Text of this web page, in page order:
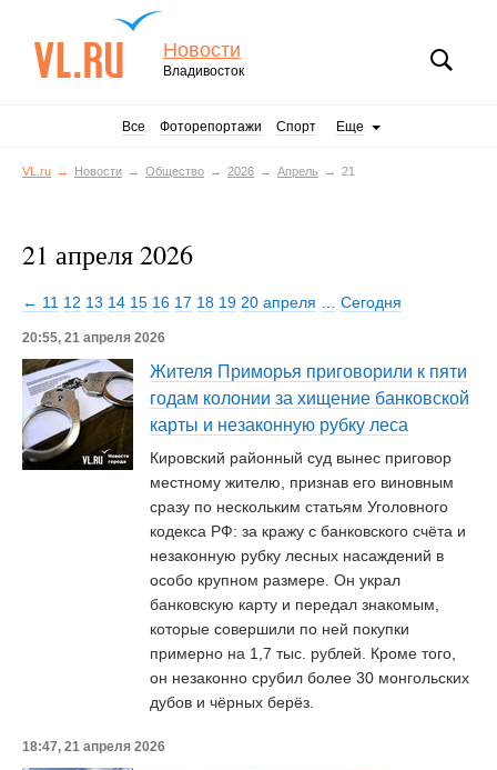
Новости
Владивосток
Все Фоторепортажи Спорт Еще
VL.ru Новости Общество 2026 Апрель 21
21 апреля 2026
← 11 12 13 14 15 16 17 18 19 20 апреля Сегодня
20:55, 21 апреля 2026
Жителя Приморья приговорили к пяти
годам колонии за хищение банковской
карты и незаконную рубку леса
Кировский районный суд вынес приговор
местному жителю, признав его виновным
сразу по нескольким статьям Уголовного
кодекса РФ: за кражу с банковского счёта и
незаконную рубку лесных насаждений в
особо крупном размере. Он украл
банковскую карту и передал знакомым,
которые совершили по ней покупки
примерно на 1,7 тыс. рублей. Кроме того,
он незаконно срубил более 30 монгольских
дубов и чёрных берёз.
18:47, 21 апреля 2026